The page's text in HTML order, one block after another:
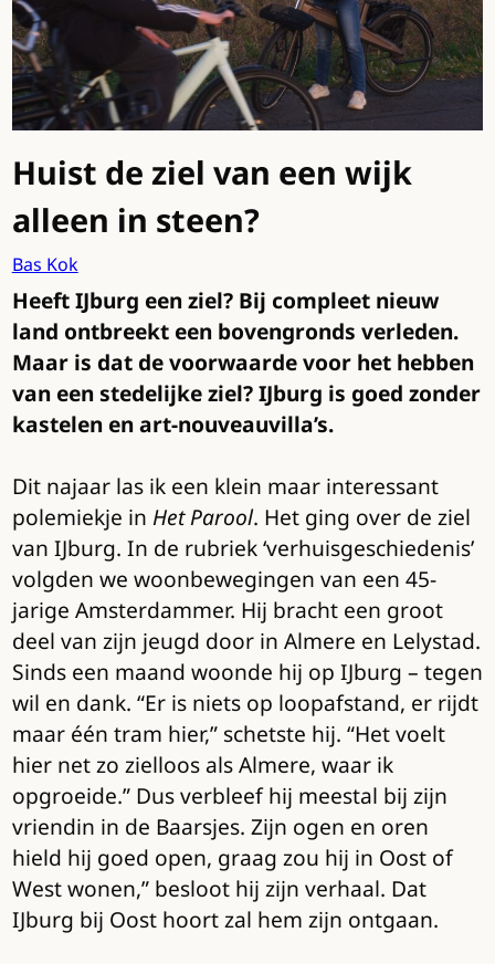
Huist de ziel van een wijk
alleen in steen?
Bas Kok
Heeft IJburg een ziel? Bij compleet nieuw
land ontbreekt een bovengronds verleden.
Maar is dat de voorwaarde voor het hebben
van een stedelijke ziel? IJburg is goed zonder
kastelen en art-nouveauvilla’s.
Dit najaar las ik een klein maar interessant
polemiekje in Het Parool. Het ging over de ziel
van IJburg. In de rubriek ‘verhuisgeschiedenis’
volgden we woonbewegingen van een 45-
jarige Amsterdammer. Hij bracht een groot
deel van zijn jeugd door in Almere en Lelystad.
Sinds een maand woonde hij op IJburg – tegen
wil en dank. “Er is niets op loopafstand, er rijdt
maar één tram hier,” schetste hij. “Het voelt
hier net zo zielloos als Almere, waar ik
opgroeide.” Dus verbleef hij meestal bij zijn
vriendin in de Baarsjes. Zijn ogen en oren
hield hij goed open, graag zou hij in Oost of
West wonen,” besloot hij zijn verhaal. Dat
IJburg bij Oost hoort zal hem zijn ontgaan.